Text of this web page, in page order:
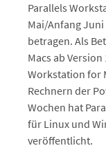
Parallels
Mai/Anfang
betragen. Als
Macs ab
Workstation for
Rechnern der
Wochen hat
für Linux und
veröffentlicht.